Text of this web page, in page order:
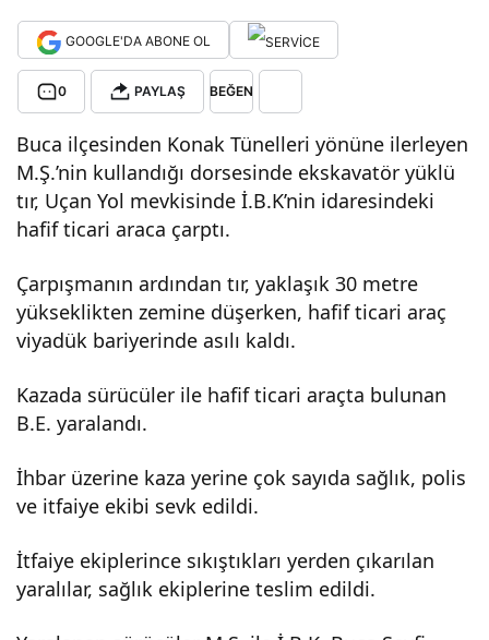
GOOGLE'DA ABONE OL
0 PAYLAŞ BEĞEN
Buca ilçesinden Konak Tünelleri yönüne ilerleyen
M.Ş.’nin kullandığı dorsesinde ekskavatör yüklü
tır, Uçan Yol mevkisinde İ.B.K’nin idaresindeki
hafif ticari araca çarptı.
Çarpışmanın ardından tır, yaklaşık 30 metre
yükseklikten zemine düşerken, hafif ticari araç
viyadük bariyerinde asılı kaldı.
Kazada sürücüler ile hafif ticari araçta bulunan
B.E. yaralandı.
İhbar üzerine kaza yerine çok sayıda sağlık, polis
ve itfaiye ekibi sevk edildi.
İtfaiye ekiplerince sıkıştıkları yerden çıkarılan
yaralılar, sağlık ekiplerine teslim edildi.
f
i
arac
a
an
tır
dük
Varsayılana